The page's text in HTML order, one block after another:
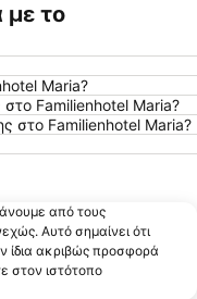
με το
Maria?
Familienhotel Maria?
στο Familienhotel Maria?
από τους
Αυτό σημαίνει ότι
ίδια ακριβώς προσφορά
στον ιστότοπο